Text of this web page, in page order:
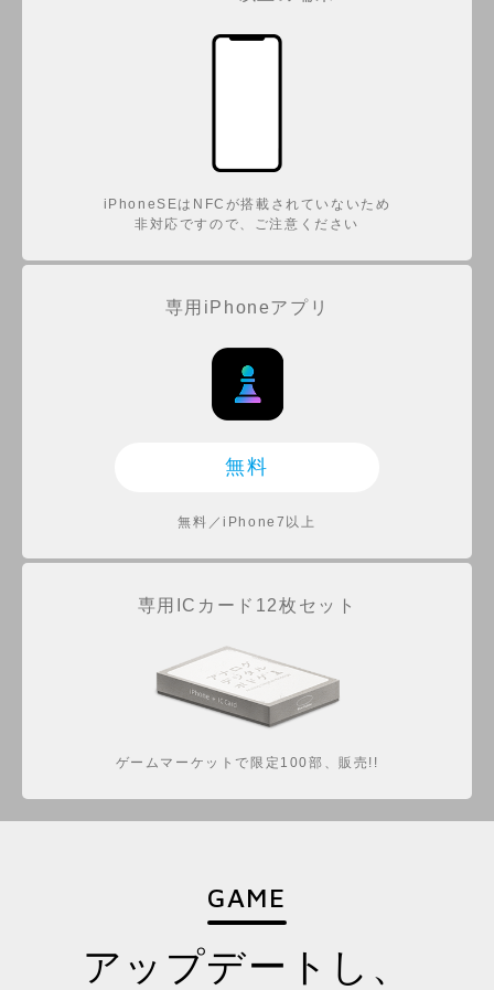
iPhoneSEはNFCが搭載されていないため
非対応ですので、ご注意ください
専用iPhoneアプリ
無料
無料／iPhone7以上
専用ICカード12枚セット
ゲームマーケットで限定100部、販売!!
アップデートし、
GAME